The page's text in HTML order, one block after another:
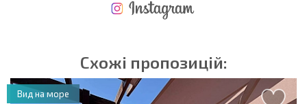
Схожі пропозицій:
Вид на море